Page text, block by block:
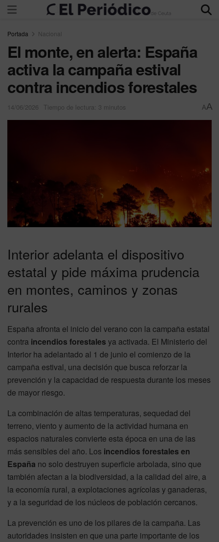
Portada Nacional
El monte, en alerta: España
activa la campaña estival
contra incendios forestales
14/06/2026 Tiempo de lectura: 3 minutos AA
Interior adelanta el dispositivo
estatal y pide máxima prudencia
en montes, caminos y zonas
rurales
España afronta el inicio del verano con la campaña estatal
contra incendios forestales ya activada. El Ministerio del
Interior ha adelantado al 1 de junio el comienzo de la
campaña estival, una decisión que busca reforzar la
prevención y la capacidad de respuesta durante los meses
de mayor riesgo.
La combinación de altas temperaturas, sequedad del
terreno, viento y aumento de la actividad humana en
espacios naturales convierte esta época en una de las
más sensibles del año. Los incendios forestales en
España no solo destruyen superficie arbolada, sino que
también afectan a la biodiversidad, a la calidad del aire, a
la economía rural, a explotaciones agrícolas y ganaderas,
y a la seguridad de los núcleos de población cercanos.
La prevención es uno de los pilares de la campaña. Las
autoridades insisten en que una parte importante de los